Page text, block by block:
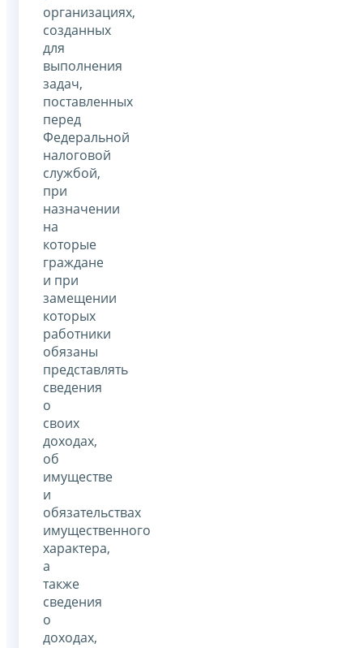
организациях,
созданных
для
выполнения
задач,
поставленных
перед
Федеральной
налоговой
службой,
при
назначении
на
которые
граждане
и при
замещении
которых
работники
обязаны
представлять
сведения
о
своих
доходах,
об
имуществе
и
обязательствах
имущественного
характера,
а
также
сведения
о
доходах,